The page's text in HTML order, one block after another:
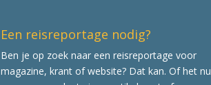
Een reisreportage nodig?
Ben je op zoek naar een reisreportage voor
magazine, krant of website? Dat kan. Of het nu